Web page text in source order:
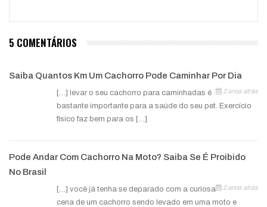
5 COMENTÁRIOS
Saiba Quantos Km Um Cachorro Pode Caminhar Por Dia
2 anos atrás
[…] levar o seu cachorro para caminhadas é
bastante importante para a saúde do seu pet. Exercício
físico faz bem para os […]
Pode Andar Com Cachorro Na Moto? Saiba Se É Proibido
No Brasil
2 anos atrás
[…] você já tenha se deparado com a curiosa
cena de um cachorro sendo levado em uma moto e